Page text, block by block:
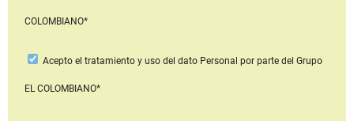
COLOMBIANO*
Acepto el tratamiento y uso del dato Personal por parte del Grupo
EL COLOMBIANO*